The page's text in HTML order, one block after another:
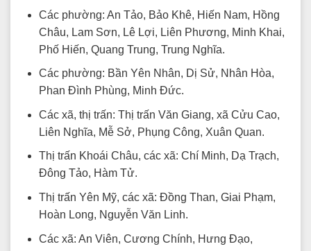
Các phường: An Tảo, Bảo Khê, Hiến Nam, Hồng
Châu, Lam Sơn, Lê Lợi, Liên Phương, Minh Khai,
Phố Hiến, Quang Trung, Trung Nghĩa.
Các phường: Bần Yên Nhân, Dị Sử, Nhân Hòa,
Phan Đình Phùng, Minh Đức.
Các xã, thị trấn: Thị trấn Văn Giang, xã Cửu Cao,
Liên Nghĩa, Mễ Sở, Phụng Công, Xuân Quan.
Thị trấn Khoái Châu, các xã: Chí Minh, Dạ Trạch,
Đông Tảo, Hàm Tử.
Thị trấn Yên Mỹ, các xã: Đồng Than, Giai Phạm,
Hoàn Long, Nguyễn Văn Linh.
Các xã: An Viên, Cương Chính, Hưng Đạo,